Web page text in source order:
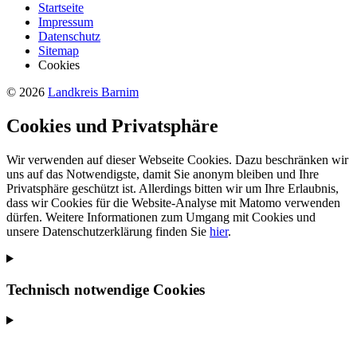
Startseite
Impressum
Datenschutz
Sitemap
Cookies
© 2026 Landkreis Barnim
Cookies und Privatsphäre
Wir verwenden auf dieser Webseite Cookies. Dazu beschränken wir
uns auf das Notwendigste, damit Sie anonym bleiben und Ihre
Privatsphäre geschützt ist. Allerdings bitten wir um Ihre Erlaubnis,
dass wir Cookies für die Website-Analyse mit Matomo verwenden
dürfen. Weitere Informationen zum Umgang mit Cookies und
unsere Datenschutzerklärung finden Sie hier.
Technisch notwendige Cookies